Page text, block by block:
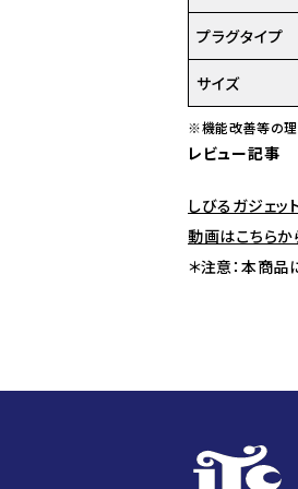
プラグタイプ
サイズ
※機能改善等の理
レビュー記事
しびるガジェッ
動画はこちらか
＊注意：本商品